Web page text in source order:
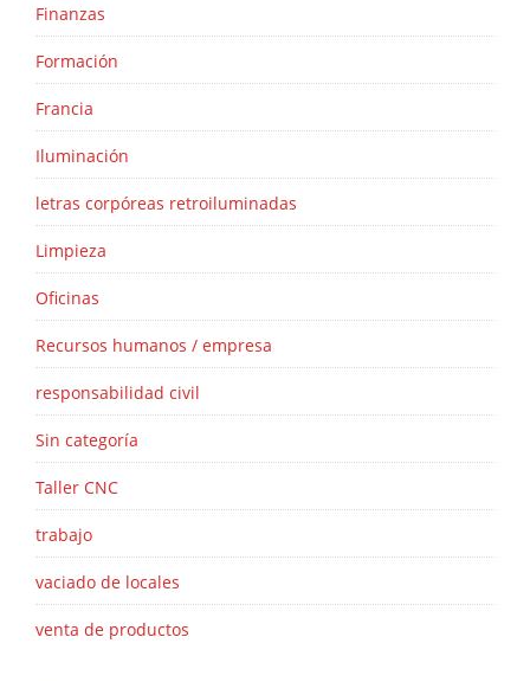
Finanzas
Formación
Francia
Iluminación
letras corpóreas retroiluminadas
Limpieza
Oficinas
Recursos humanos / empresa
responsabilidad civil
Sin categoría
Taller CNC
trabajo
vaciado de locales
venta de productos